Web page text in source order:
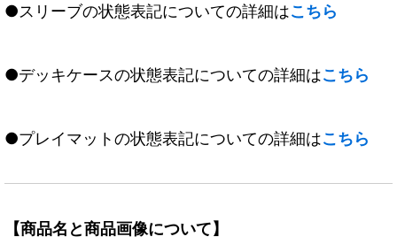
●スリーブの状態表記についての詳細はこちら
●デッキケースの状態表記についての詳細はこちら
●プレイマットの状態表記についての詳細はこちら
【商品名と商品画像について】